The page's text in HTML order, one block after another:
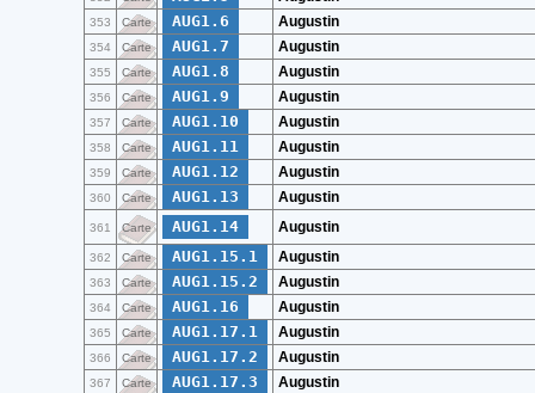
353 Carte AUG1.6 Augustin
354 Carte AUG1.7 Augustin
355 Carte AUG1.8 Augustin
356 Carte AUG1.9 Augustin
357 Carte AUG1.10 Augustin
358 Carte AUG1.11 Augustin
359 Carte AUG1.12 Augustin
360 Carte AUG1.13 Augustin
361 Carte AUG1.14 Augustin
362 Carte AUG1.15.1 Augustin
363 Carte AUG1.15.2 Augustin
364 Carte AUG1.16 Augustin
365 Carte AUG1.17.1 Augustin
366 Carte AUG1.17.2 Augustin
367 Carte AUG1.17.3 Augustin